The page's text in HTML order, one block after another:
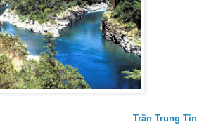
Trần Trung Tín